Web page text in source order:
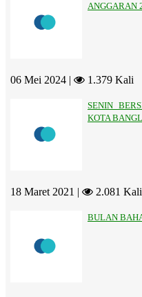
ANGGARAN
06 Mei 2024 | 1.379 Kali
SENIN
KOTA
18 Maret 2021 | 2.081 Kali
BULAN